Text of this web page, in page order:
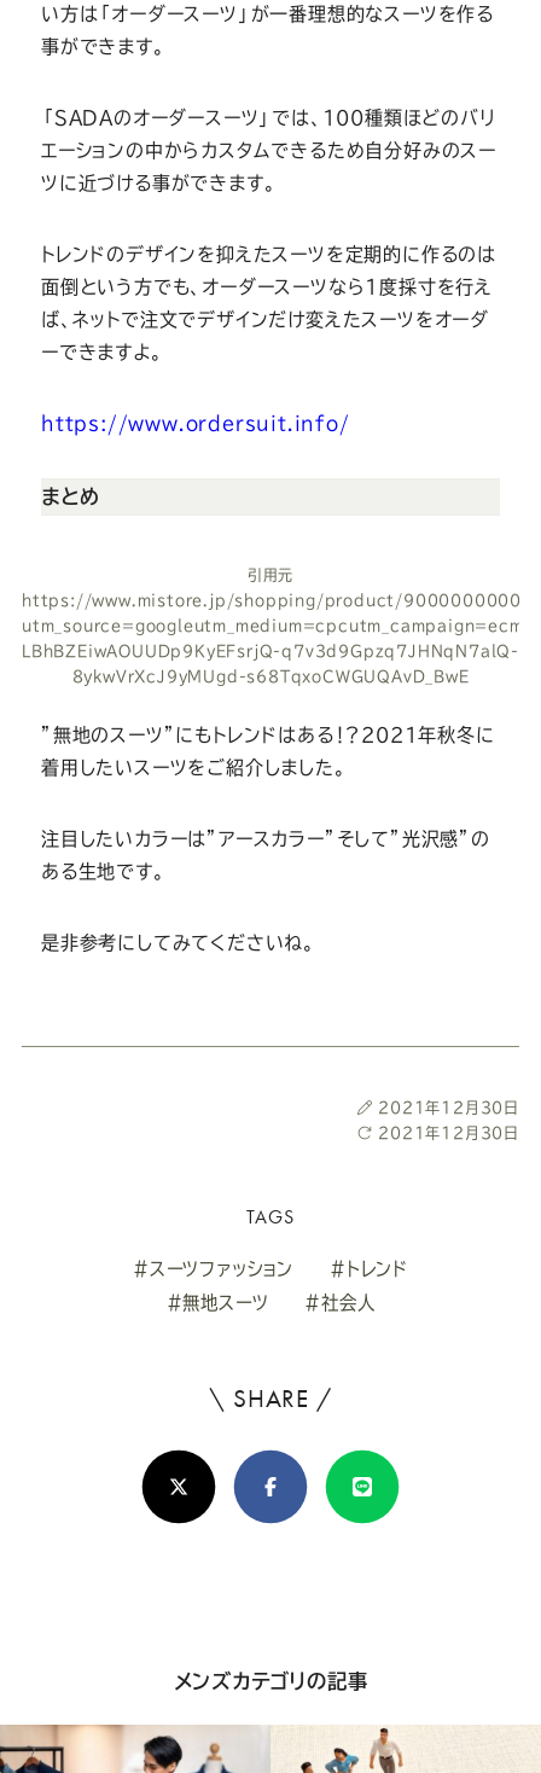
い方は「オーダースーツ」が一番理想的なスーツを作る
事ができます。
「SADAのオーダースーツ」では、100種類ほどのバリ
エーションの中からカスタムできるため自分好みのスー
ツに近づける事ができます。
トレンドのデザインを抑えたスーツを定期的に作るのは
面倒という方でも、オーダースーツなら1度採寸を行え
ば、ネットで注文でデザインだけ変えたスーツをオーダ
ーできますよ。
https://www.ordersuit.info/
まとめ
引用元
https://www.mistore.jp/shopping/product/
LBhBZEiwAOUUDp9KyEFsrjQ-q7v3d9Gpzq7JHNqN7alQ-
8ykwVrXcJ9yMUgd-s68TqxoCWGUQAvD_BwE
”無地のスーツ”にもトレンドはある！？2021年秋冬に
着用したいスーツをご紹介しました。
注目したいカラーは”アースカラー”そして”光沢感”の
ある生地です。
是非参考にしてみてくださいね。
投
稿
2021年12月30日
最
2021年12月30日
TAGS
#スーツファッション
#トレンド
#無地スーツ
#社会人
\ SHARE /
ろ
し
け
シ
ア
X(Twitter)FacebookLine
メンズカテゴリの記事